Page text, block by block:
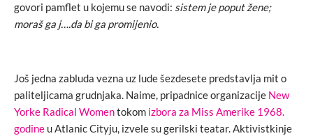
govori pamflet u kojemu se navodi: sistem je poput žene;
moraš ga j….da bi ga promijenio.
Još jedna zabluda vezna uz lude šezdesete predstavlja mit o
paliteljicama grudnjaka. Naime, pripadnice organizacije New
Yorke Radical Womentokom izbora za Miss Amerike 1968.
godine u Atlanic Cityju, izvele su gerilski teatar. Aktivistkinje